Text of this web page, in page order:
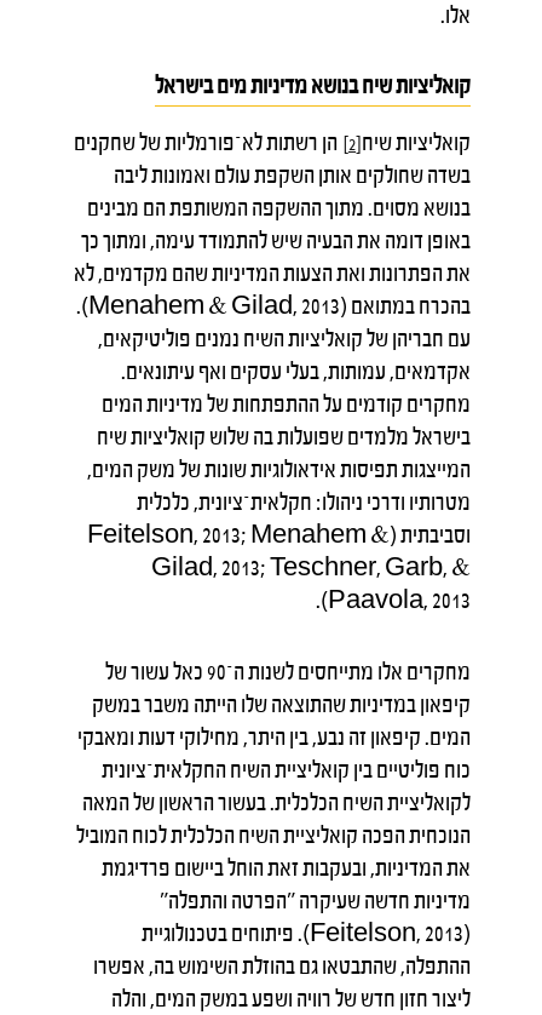
אלו.
קואליציות שיח בנושא מדיניות מים בישראל
קואליציות שיח[2]
הן רשתות לא־פורמליות של שחקנים
בשדה שחולקים אותן השקפת עולם ואמונות ליבה
בנושא מסוים. מתוך ההשקפה המשותפת הם מבינים
באופן דומה את הבעיה שיש להתמודד עימה, ומתוך כך
את הפתרונות ואת הצעות המדיניות שהם מקדמים, לא
בהכרח במתואם (Menahem & Gilad, 2013).
עם חבריהן של קואליציות השיח נמנים פוליטיקאים,
אקדמאים, עמותות, בעלי עסקים ואף עיתונאים.
מחקרים קודמים על ההתפתחות של מדיניות המים
בישראל מלמדים שפועלות בה שלוש קואליציות שיח
המייצגות תפיסות אידאולוגיות שונות של משק המים,
מטרותיו ודרכי ניהולו: חקלאית־ציונית, כלכלית
וסביבתית (Feitelson, 2013; Menahem &
Gilad, 2013; Teschner, Garb, &
Paavola, 2013).
מחקרים אלו מתייחסים לשנות ה־90 כאל עשור של
קיפאון במדיניות שהתוצאה שלו הייתה משבר במשק
המים. קיפאון זה נבע, בין היתר, מחילוקי דעות ומאבקי
כוח פוליטיים בין קואליציית השיח החקלאית־ציונית
לקואליציית השיח הכלכלית. בעשור הראשון של המאה
הנוכחית הפכה קואליציית השיח הכלכלית לכוח המוביל
את המדיניות, ובעקבות זאת הוחל ביישום פרדיגמת
מדיניות חדשה שעיקרה "הפרטה והתפלה"
(Feitelson, 2013). פיתוחים בטכנולוגיית
ההתפלה, שהתבטאו גם בהוזלת השימוש בה, אפשרו
ליצור חזון חדש של רוויה ושפע במשק המים, והלה